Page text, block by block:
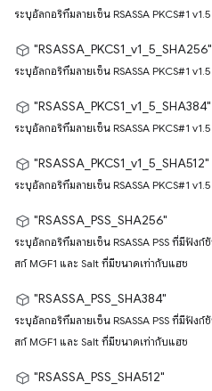
ระบุอัลกอริทึมลายเซ็น RSASSA PKCS#1
"RSASSA_PKCS1_v1_5_SHA256"
ระบุอัลกอริทึมลายเซ็น RSASSA PKCS#1
"RSASSA_PKCS1_v1_5_SHA384"
ระบุอัลกอริทึมลายเซ็น RSASSA PKCS#1
"RSASSA_PKCS1_v1_5_SHA512"
ระบุอัลกอริทึมลายเซ็น RSASSA PKCS#1
"RSASSA_PSS_SHA256"
ระบุอัลกอริทึมลายเซ็น RSASSA PSS ที่มีฟัง
สก์ MGF1 และ Salt ที่มีขนาดเท่ากับแฮช
"RSASSA_PSS_SHA384"
ระบุอัลกอริทึมลายเซ็น RSASSA PSS ที่มีฟัง
สก์ MGF1 และ Salt ที่มีขนาดเท่ากับแฮช
"RSASSA_PSS_SHA512"